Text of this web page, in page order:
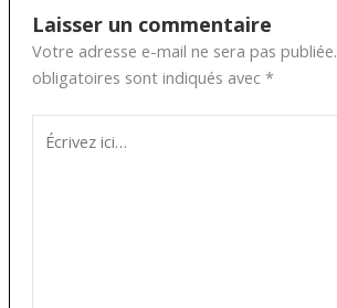
Laisser un commentaire
Votre adresse e-mail ne sera pas publiée.
obligatoires sont indiqués avec *
ici…